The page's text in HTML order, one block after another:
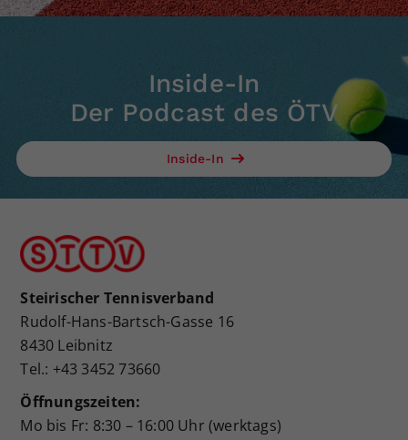
Inside-In
Der Podcast des ÖTV
Inside-In
Steirischer Tennisverband
Rudolf-Hans-Bartsch-Gasse 16
8430 Leibnitz
Tel.: +43 3452 73660
Öffnungszeiten:
Mo bis Fr: 8:30 – 16:00 Uhr (werktags)